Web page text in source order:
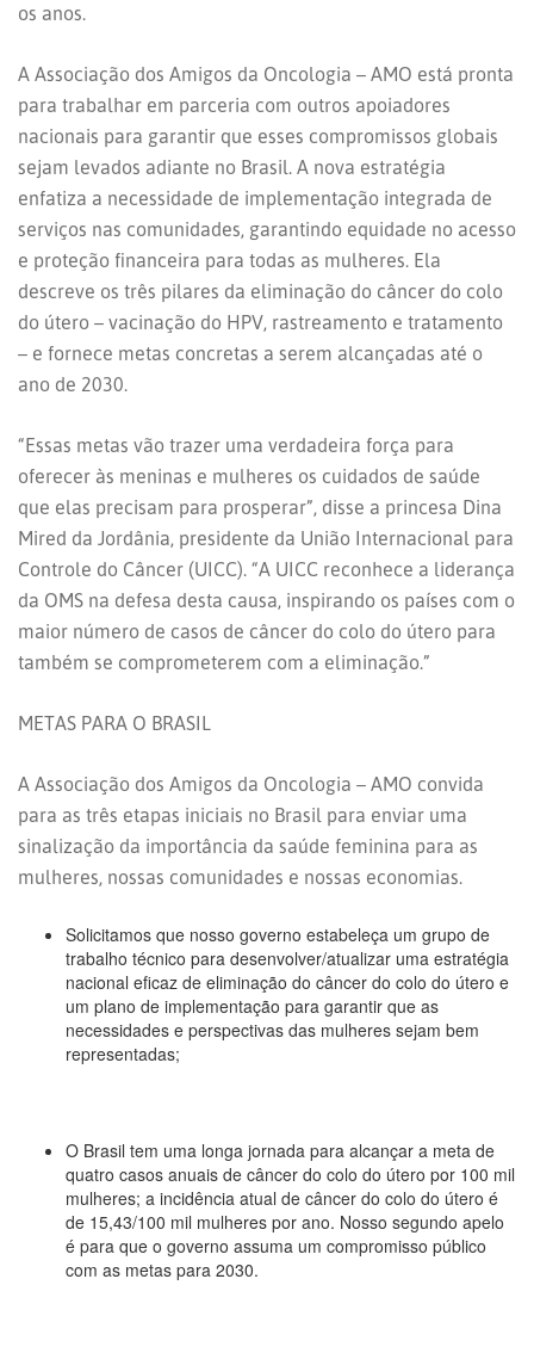
os anos.
A Associação dos Amigos da Oncologia – AMO está pronta
para trabalhar em parceria com outros apoiadores
nacionais para garantir que esses compromissos globais
sejam levados adiante no Brasil. A nova estratégia
enfatiza a necessidade de implementação integrada de
serviços nas comunidades, garantindo equidade no acesso
e proteção financeira para todas as mulheres. Ela
descreve os três pilares da eliminação do câncer do colo
do útero – vacinação do HPV, rastreamento e tratamento
– e fornece metas concretas a serem alcançadas até o
ano de 2030.
“Essas metas vão trazer uma verdadeira força para
oferecer às meninas e mulheres os cuidados de saúde
que elas precisam para prosperar”, disse a princesa Dina
Mired da Jordânia, presidente da União Internacional para
Controle do Câncer (UICC). “A UICC reconhece a liderança
da OMS na defesa desta causa, inspirando os países com o
maior número de casos de câncer do colo do útero para
também se comprometerem com a eliminação.”
METAS PARA O BRASIL
A Associação dos Amigos da Oncologia – AMO convida
para as três etapas iniciais no Brasil para enviar uma
sinalização da importância da saúde feminina para as
mulheres, nossas comunidades e nossas economias.
Solicitamos que nosso governo estabeleça um grupo de
trabalho técnico para desenvolver/atualizar uma estratégia
nacional eficaz de eliminação do câncer do colo do útero e
um plano de implementação para garantir que as
necessidades e perspectivas das mulheres sejam bem
representadas;
O Brasil tem uma longa jornada para alcançar a meta de
quatro casos anuais de câncer do colo do útero por 100 mil
mulheres; a incidência atual de câncer do colo do útero é
de 15,43/100 mil mulheres por ano. Nosso segundo apelo
é para que o governo assuma um compromisso público
com as metas para 2030.